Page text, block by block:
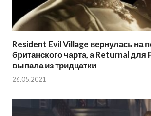
Resident Evil Village вернулась на
британского чарта, а Returnal для
выпала из тридцатки
26.05.2021